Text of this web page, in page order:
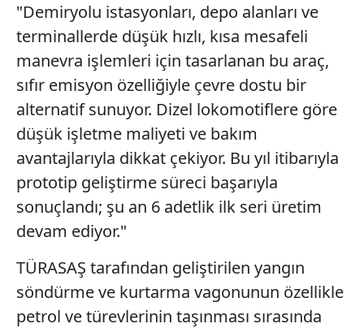
"Demiryolu istasyonları, depo alanları ve
terminallerde düşük hızlı, kısa mesafeli
manevra işlemleri için tasarlanan bu araç,
sıfır emisyon özelliğiyle çevre dostu bir
alternatif sunuyor. Dizel lokomotiflere göre
düşük işletme maliyeti ve bakım
avantajlarıyla dikkat çekiyor. Bu yıl itibarıyla
prototip geliştirme süreci başarıyla
sonuçlandı; şu an 6 adetlik ilk seri üretim
devam ediyor."
TÜRASAŞ tarafından geliştirilen yangın
söndürme ve kurtarma vagonunun özellikle
petrol ve türevlerinin taşınması sırasında